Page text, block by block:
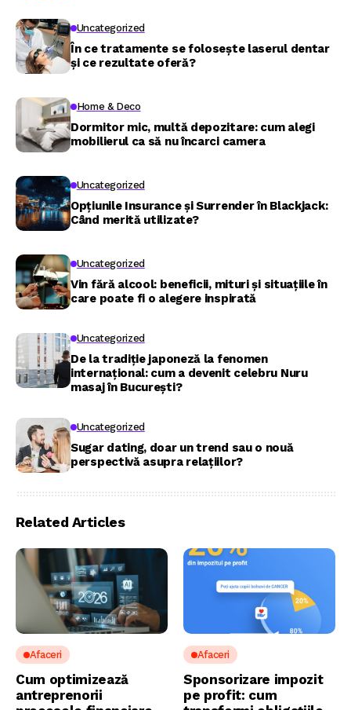
Uncategorized
În ce tratamente se folosește laserul dentar
și ce rezultate oferă?
Home & Deco
Dormitor mic, multă depozitare: cum alegi
mobilierul ca să nu încarci camera
Uncategorized
Opțiunile Insurance și Surrender în Blackjack:
Când merită utilizate?
Uncategorized
Vin fără alcool: beneficii, mituri și situațiile în
care poate fi o alegere inspirată
Uncategorized
De la tradiție japoneză la fenomen
internațional: cum a devenit celebru Nuru
masaj în București?
Uncategorized
Sugar dating, doar un trend sau o nouă
perspectivă asupra relațiilor?
Related Articles
Afaceri
Cum optimizează
antreprenorii
Afaceri
Sponsorizare impozit
pe profit: cum